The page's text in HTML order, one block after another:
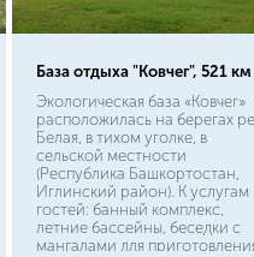
База отдыха "Ковчег", 521 км
Экологическая база «Ковчег»
расположилась на берегах
Белая, в тихом уголке, в
сельской местности
(Республика Башкортостан,
Иглинский район). К услугам
гостей: банный комплекс,
летние бассейны, беседки с
мангалами для